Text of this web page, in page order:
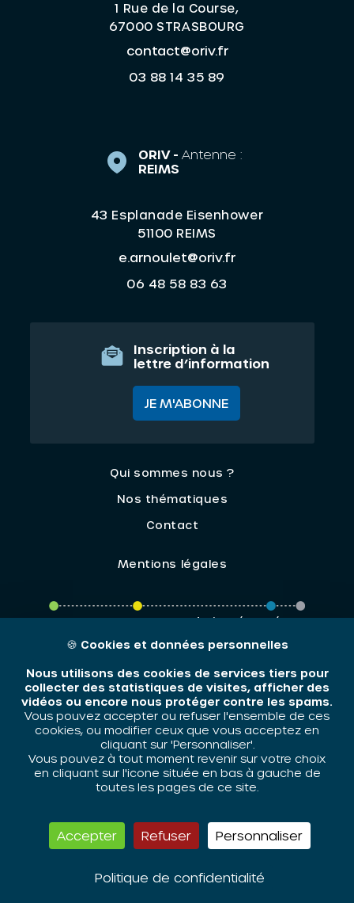
1 Rue de la Course,
67000 STRASBOURG
contact@oriv.fr
03 88 14 35 89
ORIV - Antenne :
REIMS
43 Esplanade Eisenhower
51100 REIMS
e.arnoulet@oriv.fr
06 48 58 83 63
Inscription à la
lettre d’information
JE M'ABONNE
Qui sommes nous ?
Nos thématiques
Contact
Mentions légales
ORIV - 2026 / Tous droits réservés
🍪 Cookies et données personnelles
Nous utilisons des cookies de services tiers pour
collecter des statistiques de visites, afficher des
vidéos ou encore nous protéger contre les spams.
Vous pouvez accepter ou refuser l'ensemble de ces
cookies, ou modifier ceux que vous acceptez en
cliquant sur 'Personnaliser'.
Vous pouvez à tout moment revenir sur votre choix
en cliquant sur l'icone située en bas à gauche de
toutes les pages de ce site.
Accepter Refuser Personnaliser
Politique de confidentialité